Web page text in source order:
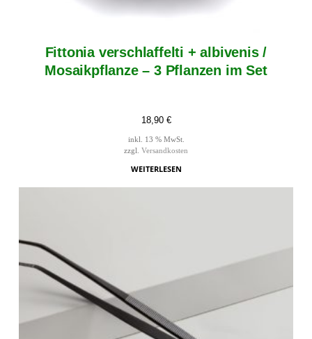
Fittonia verschlaffelti + albivenis /
Mosaikpflanze – 3 Pflanzen im Set
18,90 €
inkl. 13 % MwSt.
zzgl. Versandkosten
WEITERLESEN